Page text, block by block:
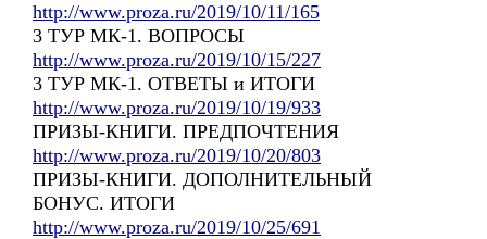
http://www.proza.ru/2019/10/11/165
3 ТУР МК-1. ВОПРОСЫ
http://www.proza.ru/2019/10/15/227
3 ТУР МК-1. ОТВЕТЫ и ИТОГИ
http://www.proza.ru/2019/10/19/933
ПРИЗЫ-КНИГИ. ПРЕДПОЧТЕНИЯ
http://www.proza.ru/2019/10/20/803
ПРИЗЫ-КНИГИ. ДОПОЛНИТЕЛЬНЫЙ
БОНУС. ИТОГИ
http://www.proza.ru/2019/10/25/691